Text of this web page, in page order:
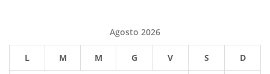
Agosto 2026
L M M G V S D